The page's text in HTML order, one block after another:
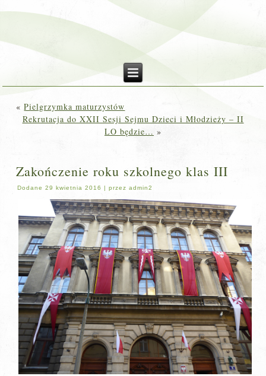
«Pielgrzymka maturzystów
Rekrutacja do XXII Sesji Sejmu Dzieci i Młodzieży – II
LO będzie… »
Zakończenie roku szkolnego klas III
Dodane 29 kwietnia 2016 |przez admin2